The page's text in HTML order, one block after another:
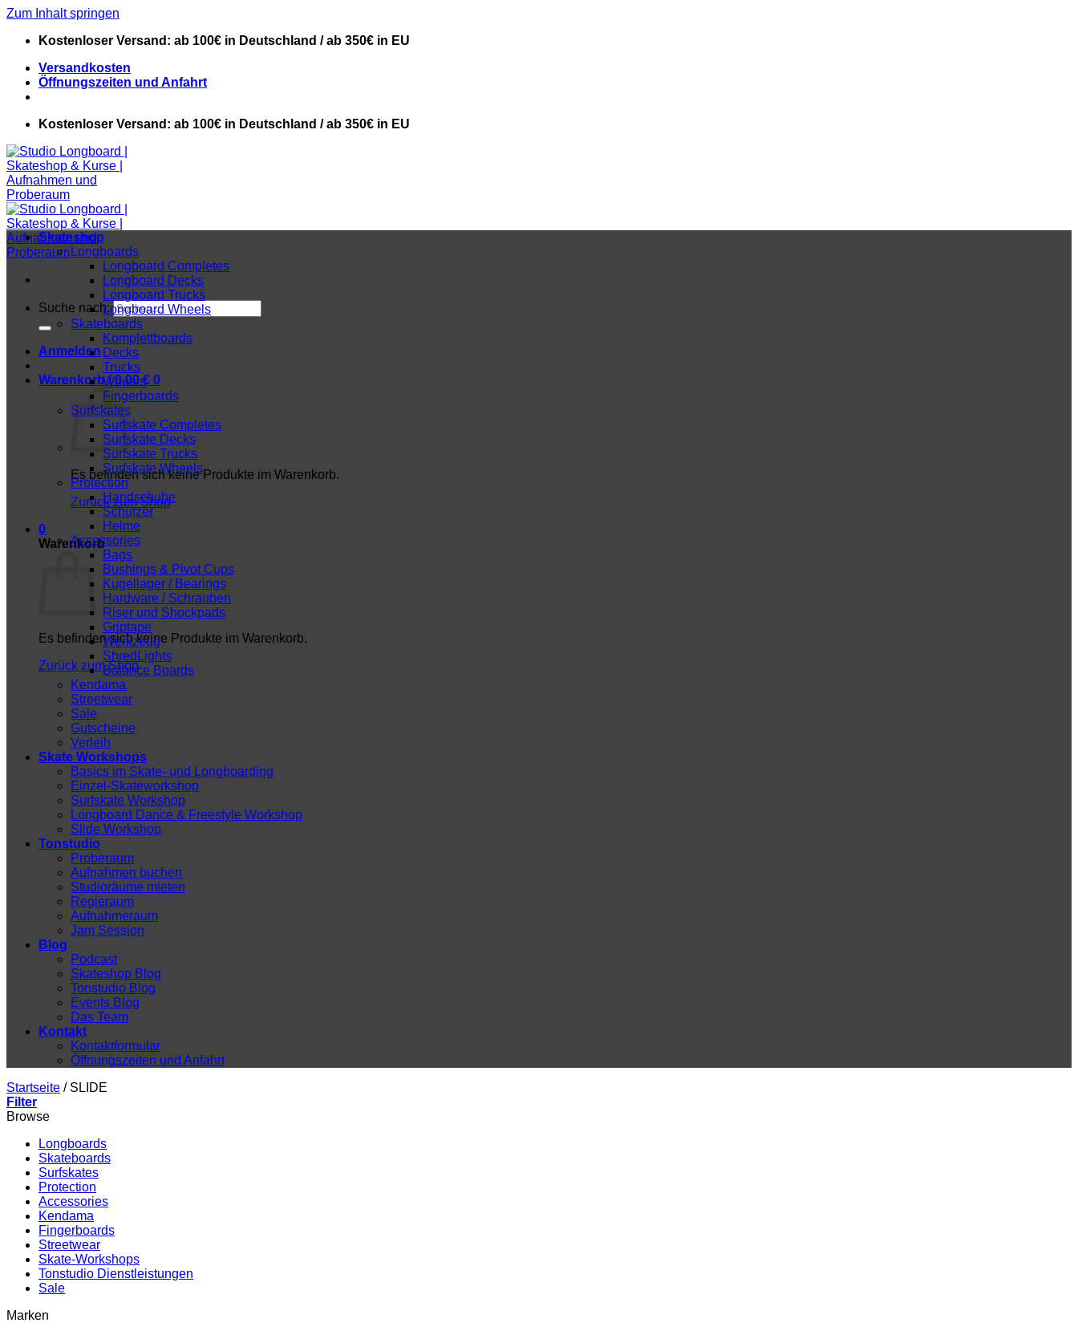
Zum Inhalt springen
Kostenloser Versand: ab 100€ in Deutschland / ab 350€ in EU
Versandkosten
Öffnungszeiten und Anfahrt
Kostenloser Versand: ab 100€ in Deutschland / ab 350€ in EU
Suche nach:
Anmelden
Warenkorb /0,00€ 0
Es befinden sich keine Produkte im Warenkorb.
Zurück zum Shop
0
Warenkorb
Es befinden sich keine Produkte im Warenkorb.
Zurück zum Shop
Skateshop
Longboards
Longboard Completes
Longboard Decks
Longboard Trucks
Longboard Wheels
Skateboards
Komplettboards
Decks
Trucks
Wheels
Fingerboards
Surfskates
Surfskate Completes
Surfskate Decks
Surfskate Trucks
Surfskate Wheels
Protection
Handschuhe
Schützer
Helme
Accessories
Bags
Bushings & Pivot Cups
Kugellager / Bearings
Hardware / Schrauben
Riser und Shockpads
Griptape
Werkzeug
ShredLights
Balance Boards
Kendama
Streetwear
Sale
Gutscheine
Verleih
Skate Workshops
Basics im Skate- und Longboarding
Einzel-Skateworkshop
Surfskate Workshop
Longboard Dance & Freestyle Workshop
Slide Workshop
Tonstudio
Proberaum
Aufnahmen buchen
Studioräume mieten
Regieraum
Aufnahmeraum
Jam Session
Blog
Podcast
Skateshop Blog
Tonstudio Blog
Events Blog
Das Team
Kontakt
Kontaktformular
Öffnungszeiten und Anfahrt
Startseite /SLIDE
Filter
Browse
Longboards
Skateboards
Surfskates
Protection
Accessories
Kendama
Fingerboards
Streetwear
Skate-Workshops
Tonstudio Dienstleistungen
Sale
Marken